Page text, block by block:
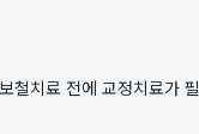
철치료 전에 교정치료가